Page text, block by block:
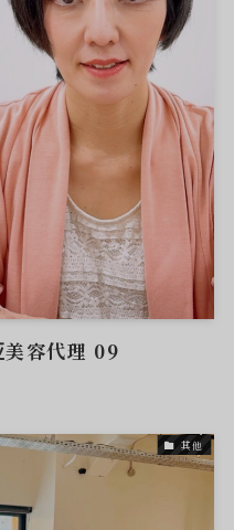
美容代理 09
其他